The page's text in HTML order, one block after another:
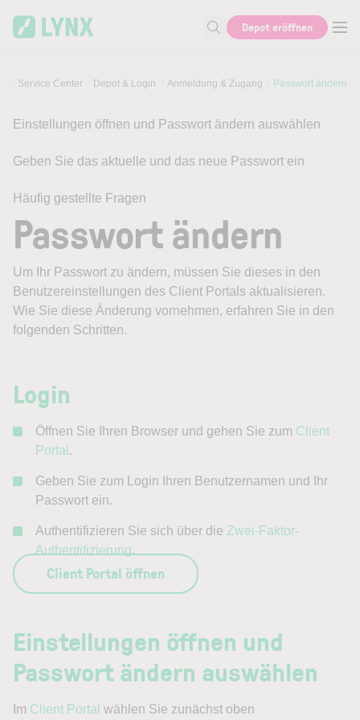
Suche nach Hilfe oder Info
Depot eröffnen
Service Center Depot & Login Anmeldung & Zugang Passwort ändern
Einstellungen öffnen und Passwort ändern auswählen
Geben Sie das aktuelle und das neue Passwort ein
Häufig gestellte Fragen
Passwort ändern
Um Ihr Passwort zu ändern, müssen Sie dieses in den
Benutzereinstellungen des Client Portals aktualisieren.
Wie Sie diese Änderung vornehmen, erfahren Sie in den
folgenden Schritten.
Login
Öffnen Sie Ihren Browser und gehen Sie zum Client
Portal .
Geben Sie zum Login Ihren Benutzernamen und Ihr
Passwort ein.
Authentifizieren Sie sich über die Zwei-Faktor-
Authentifizierung.
Client Portal öffnen
Einstellungen öffnen und
Passwort ändern auswählen
Im Client Portal wählen Sie zunächst oben